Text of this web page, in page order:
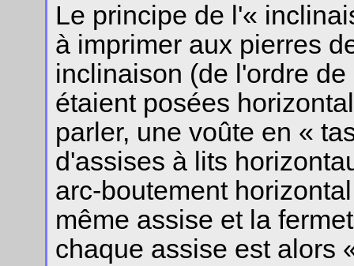
Le principe de l'«
à imprimer aux pierres
inclinaison (de l'ordre
étaient posées
parler, une voûte en «
d'assises à lits
arc-boutement
même assise et la
chaque assise est alors